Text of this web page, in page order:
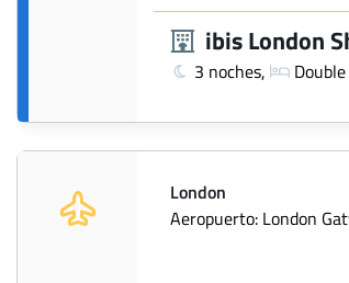
ibis London
3 noches,
London
Aeropuerto: London